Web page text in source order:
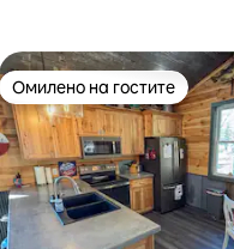
Омилено на гостите
Омилено на гостите